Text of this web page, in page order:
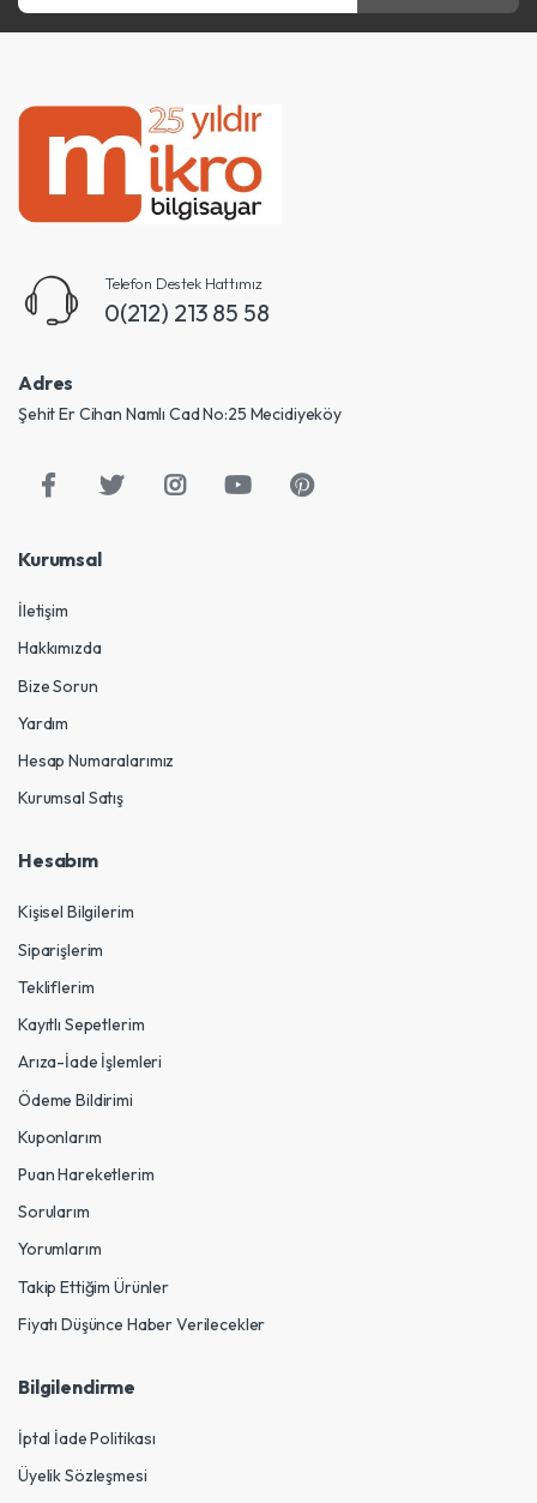
Telefon Destek Hattımız
0(212) 213 85 58
Adres
Şehit Er Cihan Namlı Cad No:25 Mecidiyeköy
Kurumsal
İletişim
Hakkımızda
Bize Sorun
Yardım
Hesap Numaralarımız
Kurumsal Satış
Hesabım
Kişisel Bilgilerim
Siparişlerim
Tekliflerim
Kayıtlı Sepetlerim
Arıza-İade İşlemleri
Ödeme Bildirimi
Kuponlarım
Puan Hareketlerim
Sorularım
Yorumlarım
Takip Ettiğim Ürünler
Fiyatı Düşünce Haber Verilecekler
Bilgilendirme
İptal İade Politikası
Üyelik Sözleşmesi